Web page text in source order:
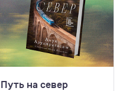
Путь на север